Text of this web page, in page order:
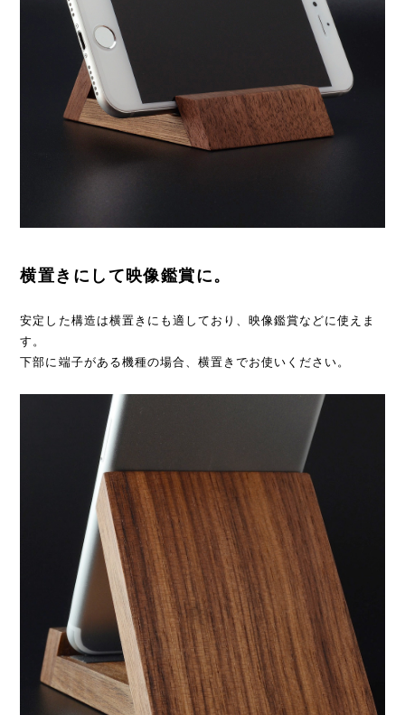
横置きにして映像鑑賞に。
安定した構造は横置きにも適しており、映像鑑賞などに使えま
す。
下部に端子がある機種の場合、横置きでお使いください。